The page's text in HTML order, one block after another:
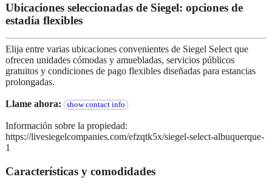
Ubicaciones seleccionadas de Siegel: opciones de
estadía flexibles
Elija entre varias ubicaciones convenientes de Siegel Select que
ofrecen unidades cómodas y amuebladas, servicios públicos
gratuitos y condiciones de pago flexibles diseñadas para estancias
prolongadas.
Llame ahora: show contact info
Información sobre la propiedad:
https://livesiegelcompanies.com/efzqtk5x/siegel-select-albuquerque-
1
Características y comodidades